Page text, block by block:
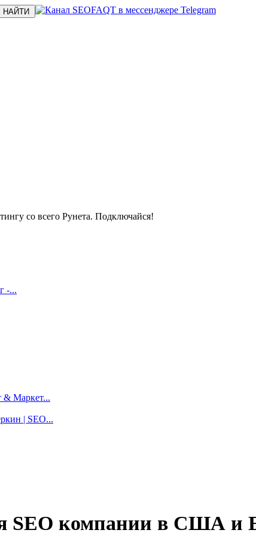
со всего Рунета. Подключайся!
-...
& Маркет...
| SEO...
SEO компании в США и